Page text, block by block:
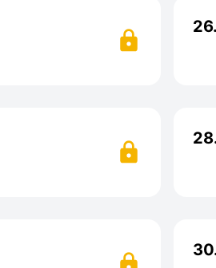
26.